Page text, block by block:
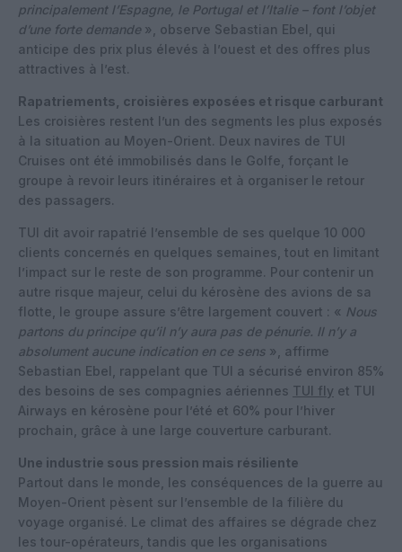
principalement l’Espagne, le Portugal et l’Italie – font l’objet
d’une forte demande », observe Sebastian Ebel, qui
anticipe des prix plus élevés à l’ouest et des offres plus
attractives à l’est.
Rapatriements, croisières exposées et risque carburant
Les croisières restent l’un des segments les plus exposés
à la situation au Moyen-Orient. Deux navires de TUI
Cruises ont été immobilisés dans le Golfe, forçant le
groupe à revoir leurs itinéraires et à organiser le retour
des passagers.
TUI dit avoir rapatrié l’ensemble de ses quelque 10 000
clients concernés en quelques semaines, tout en limitant
l’impact sur le reste de son programme. Pour contenir un
autre risque majeur, celui du kérosène des avions de sa
flotte, le groupe assure s’être largement couvert : « Nous
partons du principe qu’il n’y aura pas de pénurie. Il n’y a
absolument aucune indication en ce sens », affirme
Sebastian Ebel, rappelant que TUI a sécurisé environ 85%
des besoins de ses compagnies aériennes TUI fly et TUI
Airways en kérosène pour l’été et 60% pour l’hiver
prochain, grâce à une large couverture carburant.
Une industrie sous pression mais résiliente
Partout dans le monde, les conséquences de la guerre au
Moyen-Orient pèsent sur l’ensemble de la filière du
voyage organisé. Le climat des affaires se dégrade chez
les tour-opérateurs, tandis que les organisations